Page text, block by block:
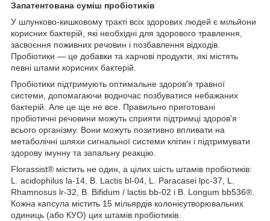
Запатентована суміш пробіотиків
У шлунково-кишковому тракті всіх здорових людей є мільйони
корисних бактерій, які необхідні для здорового травлення,
засвоєння поживних речовин і позбавлення відходів.
Пробіотики — це добавки та харчові продукти, які містять
певні штами корисних бактерій.
Пробіотики підтримують оптимальне здоров'я травної
системи, допомагаючи водночас позбуватися небажаних
бактерій. Але це ще не все. Правильно приготовані
пробіотичні речовини можуть сприяти підтримці здоров'я
всього організму. Вони можуть позитивно впливати на
метаболічні шляхи сигнальної системи клітин і підтримувати
здорову імунну та запальну реакцію.
Florassist® містить не один, а цілих шість штамів пробіотиків:
L. acidophilus la-14, B. Lactis bl-04, L. Paracasei lpc-37, L.
Rhamnosus lr-32, B. Bifidum / lactis bb-02 і B. Longum bb536®.
Кожна капсула містить 15 мільярдів колонієутворювальних
одиниць (або КУО) цих штамів пробіотиків.